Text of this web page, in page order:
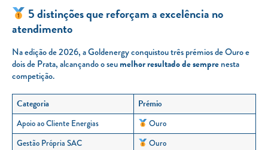
5 distinções que reforçam a excelência no
atendimento
Na edição de 2026, a Goldenergy conquistou três prémios de Ouro e
dois de Prata, alcançando o seumelhor resultado de semprenesta
competição.
Categoria Prémio
Apoio ao Cliente Energias
Ouro
Gestão Própria SAC
Ouro